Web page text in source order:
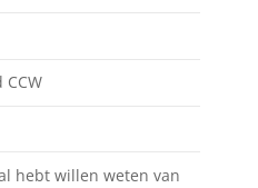
hebt willen weten van